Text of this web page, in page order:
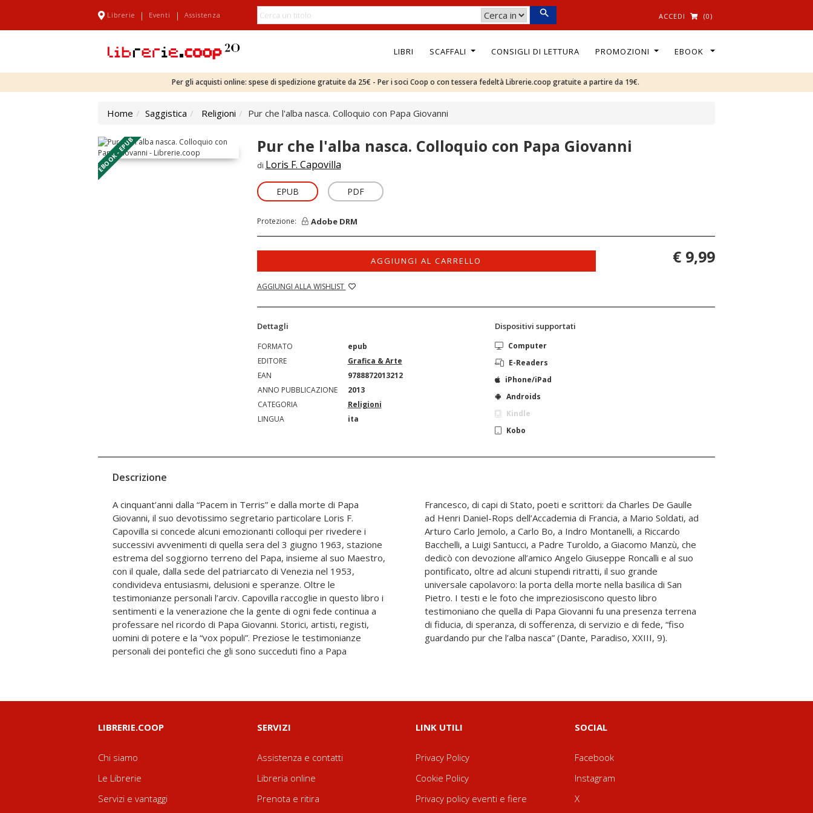
Librerie | Eventi | Assistenza ACCEDI (0)
LIBRI SCAFFALI CONSIGLI DI LETTURA PROMOZIONI EBOOK
Per gli acquisti online: spese di spedizione gratuite da 25€ - Per i soci Coop o con tessera fedeltà Librerie.coop gratuite a partire da 19€.
Home Saggistica Religioni Pur che l'alba nasca. Colloquio con Papa Giovanni
EBOOK - EPUB Pur che l'alba nasca. Colloquio con Papa Giovanni
di Loris F. Capovilla
EPUB PDF
Protezione: Adobe DRM
AGGIUNGI AL CARRELLO
AGGIUNGI ALLA WISHLIST
€ 9,99
Dettagli
FORMATO
epub
EDITORE
Grafica & Arte
EAN
9788872013212
ANNO PUBBLICAZIONE
2013
CATEGORIA
Religioni
LINGUA
ita
Dispositivi supportati
Computer
E-Readers
iPhone/iPad
Androids
Kindle
Kobo
Descrizione
A cinquant’anni dalla “Pacem in Terris” e dalla morte di Papa
Giovanni, il suo devotissimo segretario particolare Loris F.
Capovilla si concede alcuni emozionanti colloqui per rivedere i
successivi avvenimenti di quella sera del 3 giugno 1963, stazione
estrema del soggiorno terreno del Papa, insieme al suo Maestro,
con il quale, dalla sede del patriarcato di Venezia nel 1953,
condivideva entusiasmi, delusioni e speranze. Oltre le
testimonianze personali l’arciv. Capovilla raccoglie in questo libro i
sentimenti e la venerazione che la gente di ogni fede continua a
professare nel ricordo di Papa Giovanni. Storici, artisti, registi,
uomini di potere e la “vox populi”. Preziose le testimonianze
personali dei pontefici che gli sono succeduti fino a Papa
Francesco, di capi di Stato, poeti e scrittori: da Charles De Gaulle
ad Henri Daniel-Rops dell’Accademia di Francia, a Mario Soldati, ad
Arturo Carlo Jemolo, a Carlo Bo, a Indro Montanelli, a Riccardo
Bacchelli, a Luigi Santucci, a Padre Turoldo, a Giacomo Manzù, che
dedicò con devozione all’amico Angelo Giuseppe Roncalli e al suo
pontificato, oltre ad alcuni stupendi ritratti, il suo grande
universale capolavoro: la porta della morte nella basilica di San
Pietro. I testi e le foto che impreziosiscono questo libro
testimoniano che quella di Papa Giovanni fu una presenza terrena
di fiducia, di speranza, di sofferenza, di servizio e di fede, “fiso
guardando pur che l’alba nasca” (Dante, Paradiso, XXIII, 9).
LIBRERIE.COOP
Chi siamo
Le Librerie
Servizi e vantaggi
SERVIZI
Assistenza e contatti
Libreria online
Prenota e ritira
LINK UTILI
Privacy Policy
Cookie Policy
Privacy policy eventi e fiere
SOCIAL
Facebook
Instagram
X